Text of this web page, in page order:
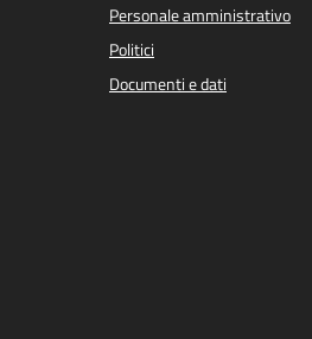
Personale amministrativo
Politici
Documenti e dati